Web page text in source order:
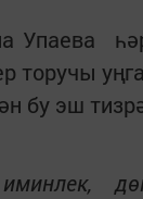
Упаева
торучы
бу эш